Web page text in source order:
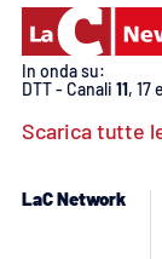
PROGETTI
SPECIALI
Buona
LA
In onda su:
DTT - Canali 11, 17
Scarica tutte
LaC Network